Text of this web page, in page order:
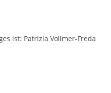
ist: Patrizia Vollmer-Freda